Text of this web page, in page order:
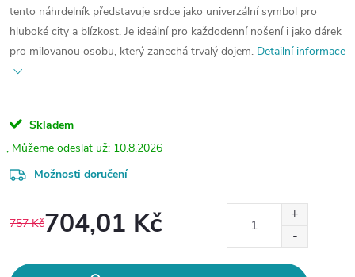
tento náhrdelník představuje srdce jako univerzální symbol pro
hluboké city a blízkost. Je ideální pro každodenní nošení i jako dárek
pro milovanou osobu, který zanechá trvalý dojem. Detailní informace
Skladem
10.8.2026
Možnosti doručení
757 Kč704,01 Kč